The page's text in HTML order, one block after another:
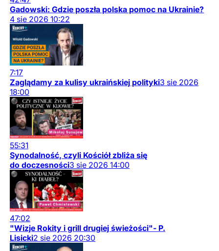
Gadowski: Gdzie poszła polska pomoc na Ukrainie?
4 sie 2026 10:22
7:17
Zaglądamy za kulisy ukraińskiej polityki3 sie 2026
18:00
55:31
Synodalność, czyli Kościół zbliża się
do doczesności3 sie 2026 14:00
47:02
"Wizje Rokity i grill drugiej świeżości"- P.
Lisicki2 sie 2026 20:30